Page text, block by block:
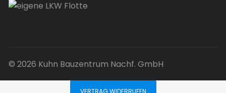
© 2026 Kuhn Bauzentrum Nachf. GmbH